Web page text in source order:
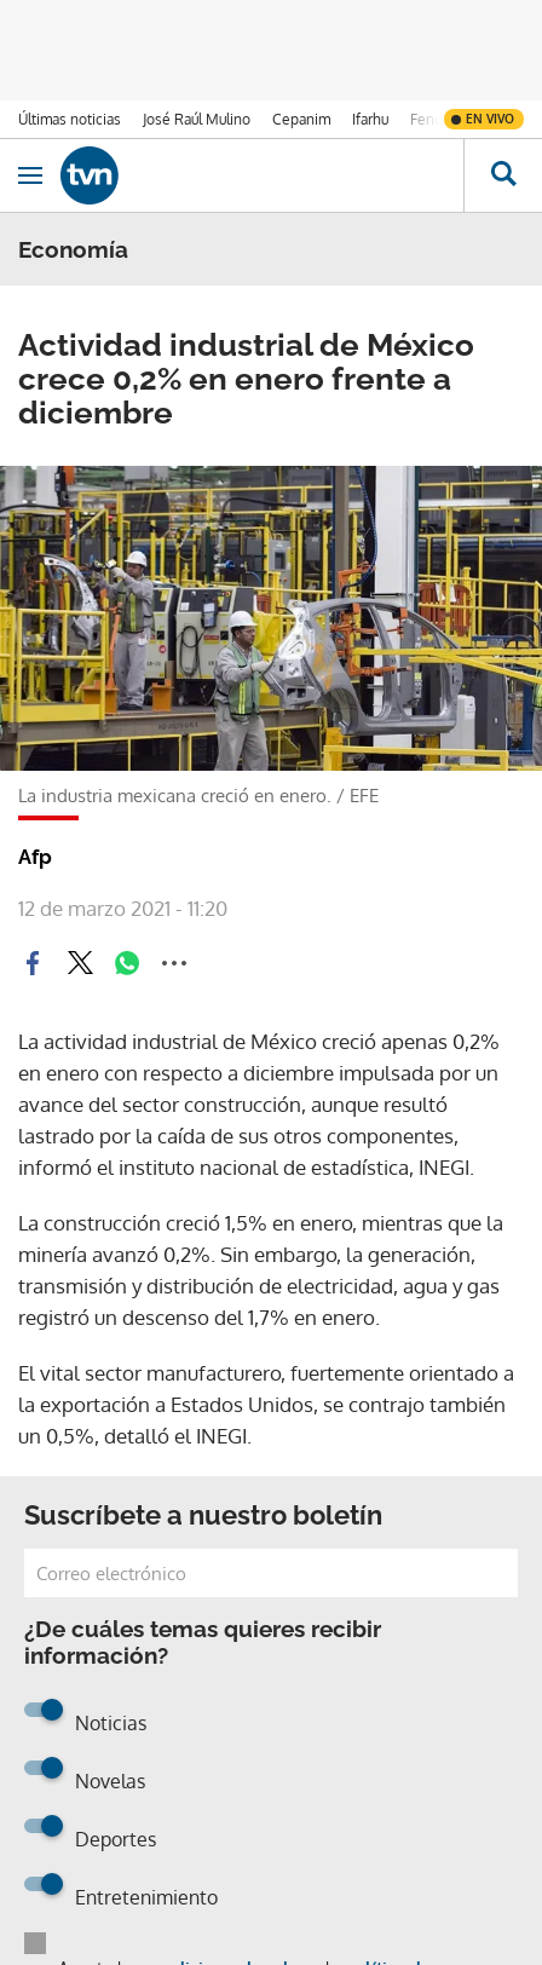
Últimas noticias José Raúl Mulino Cepanim Ifarhu Fenómeno de El
EN VIVO
Ir al contenido
Obrir navegació
Economía
Actividad industrial de México
crece 0,2% en enero frente a
diciembre
La industria mexicana creció en enero. / EFE
Afp
12 de marzo 2021 - 11:20
La actividad industrial de México creció apenas 0,2%
en enero con respecto a diciembre impulsada por un
avance del sector construcción, aunque resultó
lastrado por la caída de sus otros componentes,
informó el instituto nacional de estadística, INEGI.
La construcción creció 1,5% en enero, mientras que la
minería avanzó 0,2%. Sin embargo, la generación,
transmisión y distribución de electricidad, agua y gas
registró un descenso del 1,7% en enero.
El vital sector manufacturero, fuertemente orientado a
la exportación a Estados Unidos, se contrajo también
un 0,5%, detalló el INEGI.
Suscríbete a nuestro boletín
¿De cuáles temas quieres recibir
información?
Noticias
Novelas
Deportes
Entretenimiento